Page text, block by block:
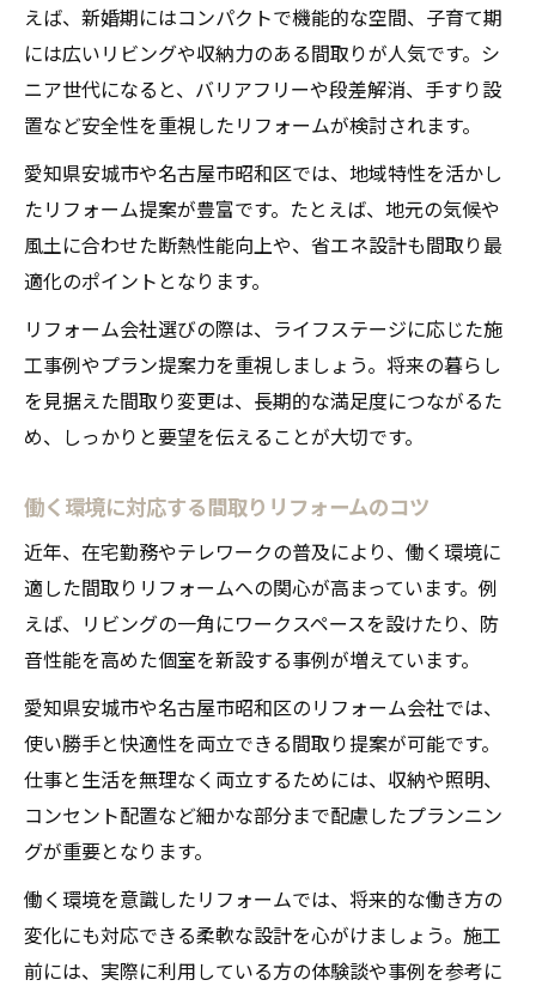
えば、新婚期にはコンパクトで機能的な空間、子育て期
には広いリビングや収納力のある間取りが人気です。シ
ニア世代になると、バリアフリーや段差解消、手すり設
置など安全性を重視したリフォームが検討されます。
愛知県安城市や名古屋市昭和区では、地域特性を活かし
たリフォーム提案が豊富です。たとえば、地元の気候や
風土に合わせた断熱性能向上や、省エネ設計も間取り最
適化のポイントとなります。
リフォーム会社選びの際は、ライフステージに応じた施
工事例やプラン提案力を重視しましょう。将来の暮らし
を見据えた間取り変更は、長期的な満足度につながるた
め、しっかりと要望を伝えることが大切です。
働く環境に対応する間取りリフォームのコツ
近年、在宅勤務やテレワークの普及により、働く環境に
適した間取りリフォームへの関心が高まっています。例
えば、リビングの一角にワークスペースを設けたり、防
音性能を高めた個室を新設する事例が増えています。
愛知県安城市や名古屋市昭和区のリフォーム会社では、
使い勝手と快適性を両立できる間取り提案が可能です。
仕事と生活を無理なく両立するためには、収納や照明、
コンセント配置など細かな部分まで配慮したプランニン
グが重要となります。
働く環境を意識したリフォームでは、将来的な働き方の
変化にも対応できる柔軟な設計を心がけましょう。施工
前には、実際に利用している方の体験談や事例を参考に